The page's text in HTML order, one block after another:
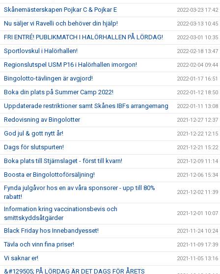
Skånemästerskapen Pojkar C & Pojkar E 2022-03-23 17:42
Nu säljer vi Ravelli och behöver din hjälp! 2022-03-13 10:45
FRI ENTRÉ! PUBLIKMATCH I HALÖRHALLEN PÅ LÖRDAG! 2022-03-01 10:35
Sportlovskul i Halörhallen! 2022-02-18 13:47
Regionslutspel USM P16 i Halörhallen imorgon! 2022-02-04 09:44
Bingolotto-tävlingen är avgjord! 2022-01-17 16:51
Boka din plats på Summer Camp 2022! 2022-01-12 18:50
Uppdaterade restriktioner samt Skånes IBFs arrangemang 2022-01-11 13:08
Redovisning av Bingolotter 2021-12-27 12:37
God jul & gott nytt år! 2021-12-22 12:15
Dags för slutspurten! 2021-12-21 15:22
Boka plats till Stjärnslaget - först till kvarn! 2021-12-09 11:14
Boosta er Bingolottoförsäljning! 2021-12-06 15:34
Fynda julgåvor hos en av våra sponsorer - upp till 80%
rabatt!
2021-12-02 11:39
Information kring vaccinationsbevis och
smittskyddsåtgärder
2021-12-01 10:07
Black Friday hos Innebandyesset! 2021-11-24 10:24
Tävla och vinn fina priser! 2021-11-09 17:39
Vi saknar er! 2021-11-05 13:16
&#129505; PÅ LÖRDAG ÄR DET DAGS FÖR ÅRETS